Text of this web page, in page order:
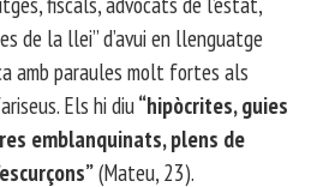
de la llei” d’avui en llenguatge
amb paraules molt fortes als
Els hi diu“hipòcrites, guies
emblanquinats, plens de
(Mateu, 23).